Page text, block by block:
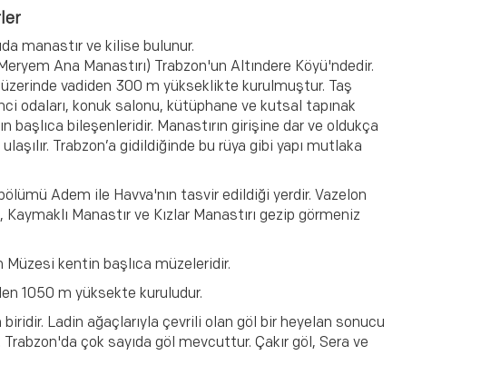
manastır ve kilise bulunur.
Ana Manastırı) Trabzon'un Altındere Köyü'ndedir.
üzerinde vadiden 300 m yükseklikte kurulmuştur. Taş
odaları, konuk salonu, kütüphane ve kutsal tapınak
başlıca bileşenleridir. Manastırın girişine dar ve oldukça
Trabzon’a gidildiğinde bu rüya gibi yapı mutlaka
Adem ile Havva'nın tasvir edildiği yerdir. Vazelon
Manastır ve Kızlar Manastırı gezip görmeniz
kentin başlıca müzeleridir.
1050 m yüksekte kuruludur.
Ladin ağaçlarıyla çevrili olan göl bir heyelan sonucu
çok sayıda göl mevcuttur. Çakır göl, Sera ve